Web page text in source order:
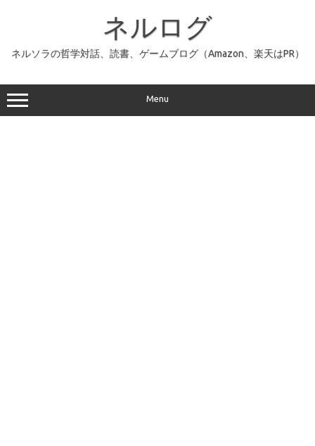
ッ
プ
ネルログ
ネルソラの哲学対話、読書、ゲームブログ（Amazon、楽天はPR）
Menu